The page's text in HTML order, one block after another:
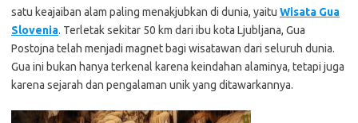
satu keajaiban alam paling menakjubkan di dunia, yaitu Wisata Gua
Slovenia. Terletak sekitar 50 km dari ibu kota Ljubljana, Gua
Postojna telah menjadi magnet bagi wisatawan dari seluruh dunia.
Gua ini bukan hanya terkenal karena keindahan alaminya, tetapi juga
karena sejarah dan pengalaman unik yang ditawarkannya.